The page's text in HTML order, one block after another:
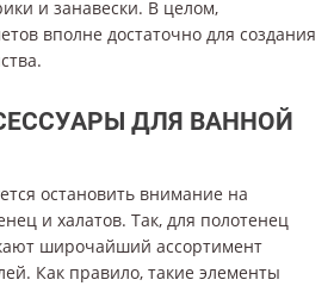
и занавески. В целом,
вполне достаточно для создания
ДЛЯ ВАННОЙ
остановить внимание на
и халатов. Так, для полотенец
широчайший ассортимент
Как правило, такие элементы